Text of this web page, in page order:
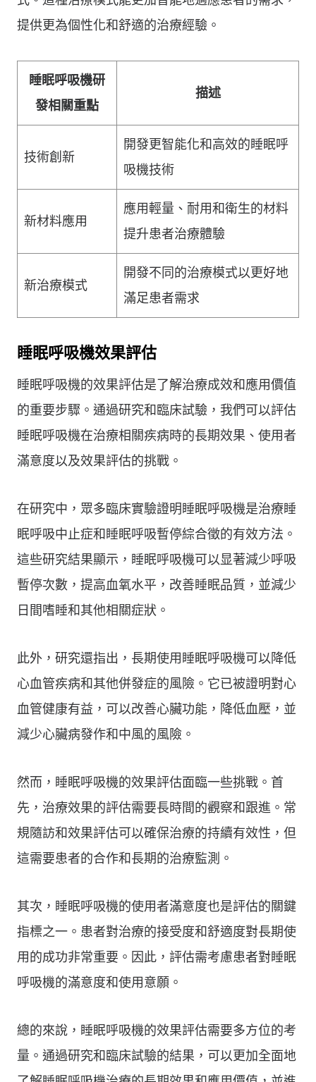
提供更為個性化和舒適的治療經驗。
睡眠呼吸機研
發相關重點
描述
技術創新
開發更智能化和高效的睡眠呼
吸機技術
新材料應用
應用輕量、耐用和衛生的材料
提升患者治療體驗
新治療模式
開發不同的治療模式以更好地
滿足患者需求
睡眠呼吸機效果評估
睡眠呼吸機的效果評估是了解治療成效和應用價值
的重要步驟。通過研究和臨床試驗，我們可以評估
睡眠呼吸機在治療相關疾病時的長期效果、使用者
滿意度以及效果評估的挑戰。
在研究中，眾多臨床實驗證明睡眠呼吸機是治療睡
眠呼吸中止症和睡眠呼吸暫停綜合徵的有效方法。
這些研究結果顯示，睡眠呼吸機可以显著減少呼吸
暫停次數，提高血氧水平，改善睡眠品質，並減少
日間嗜睡和其他相關症狀。
此外，研究還指出，長期使用睡眠呼吸機可以降低
心血管疾病和其他併發症的風險。它已被證明對心
血管健康有益，可以改善心臟功能，降低血壓，並
減少心臟病發作和中風的風險。
然而，睡眠呼吸機的效果評估面臨一些挑戰。首
先，治療效果的評估需要長時間的觀察和跟進。常
規隨訪和效果評估可以確保治療的持續有效性，但
這需要患者的合作和長期的治療監測。
其次，睡眠呼吸機的使用者滿意度也是評估的關鍵
指標之一。患者對治療的接受度和舒適度對長期使
用的成功非常重要。因此，評估需考慮患者對睡眠
呼吸機的滿意度和使用意願。
總的來說，睡眠呼吸機的效果評估需要多方位的考
量。通過研究和臨床試驗的結果，可以更加全面地